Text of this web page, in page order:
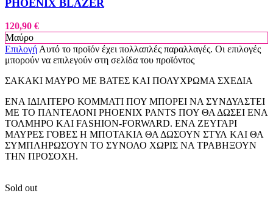
PHOENIX BLAZER
120,90 €
Μαύρο
Επιλογή Αυτό το προϊόν έχει πολλαπλές παραλλαγές. Οι επιλογές
μπορούν να επιλεγούν στη σελίδα του προϊόντος
ΣΑΚΑΚΙ ΜΑΥΡΟ ΜΕ ΒΑΤΕΣ ΚΑΙ ΠΟΛΥΧΡΩΜΑ ΣΧΕΔΙΑ
ΕΝΑ ΙΔΙΑΙΤΕΡΟ ΚΟΜΜΑΤΙ ΠΟΥ ΜΠΟΡΕΙ ΝΑ ΣΥΝΔΥΑΣΤΕΙ
ΜΕ ΤΟ ΠΑΝΤΕΛΟΝΙ PHOENIX PANTS ΠΟΥ ΘΑ ΔΩΣΕΙ ΕΝΑ
ΤΟΛΜΗΡΟ ΚΑΙ FASHION-FORWARD. ΕΝΑ ΖΕΥΓΑΡΙ
ΜΑΥΡΕΣ ΓΟΒΕΣ Η ΜΠΟΤΑΚΙΑ ΘΑ ΔΩΣΟΥΝ ΣΤΥΛ ΚΑΙ ΘΑ
ΣΥΜΠΛΗΡΩΣΟΥΝ ΤΟ ΣΥΝΟΛΟ ΧΩΡΙΣ ΝΑ ΤΡΑΒΗΞΟΥΝ
ΤΗΝ ΠΡΟΣΟΧΗ.
Sold out